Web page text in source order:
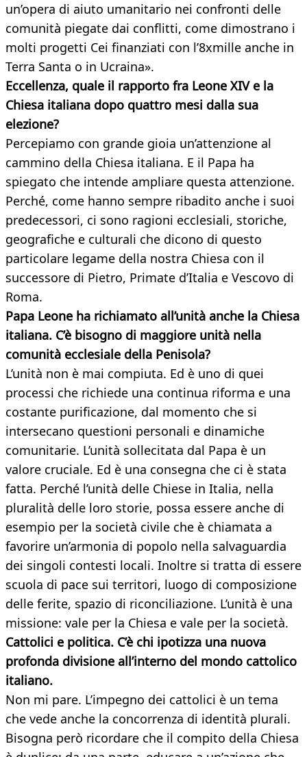
un’opera di aiuto umanitario nei confronti delle
comunità piegate dai conflitti, come dimostrano i
molti progetti Cei finanziati con l’8xmille anche in
Terra Santa o in Ucraina».
Eccellenza, quale il rapporto fra Leone XIV e la
Chiesa italiana dopo quattro mesi dalla sua
elezione?
Percepiamo con grande gioia un’attenzione al
cammino della Chiesa italiana. E il Papa ha
spiegato che intende ampliare questa attenzione.
Perché, come hanno sempre ribadito anche i suoi
predecessori, ci sono ragioni ecclesiali, storiche,
geografiche e culturali che dicono di questo
particolare legame della nostra Chiesa con il
successore di Pietro, Primate d’Italia e Vescovo di
Roma.
Papa Leone ha richiamato all’unità anche la Chiesa
italiana. C’è bisogno di maggiore unità nella
comunità ecclesiale della Penisola?
L’unità non è mai compiuta. Ed è uno di quei
processi che richiede una continua riforma e una
costante purificazione, dal momento che si
intersecano questioni personali e dinamiche
comunitarie. L’unità sollecitata dal Papa è un
valore cruciale. Ed è una consegna che ci è stata
fatta. Perché l’unità delle Chiese in Italia, nella
pluralità delle loro storie, possa essere anche di
esempio per la società civile che è chiamata a
favorire un’armonia di popolo nella salvaguardia
dei singoli contesti locali. Inoltre si tratta di essere
scuola di pace sui territori, luogo di composizione
delle ferite, spazio di riconciliazione. L’unità è una
missione: vale per la Chiesa e vale per la società.
Cattolici e politica. C’è chi ipotizza una nuova
profonda divisione all’interno del mondo cattolico
italiano.
Non mi pare. L’impegno dei cattolici è un tema
che vede anche la concorrenza di identità plurali.
Bisogna però ricordare che il compito della Chiesa